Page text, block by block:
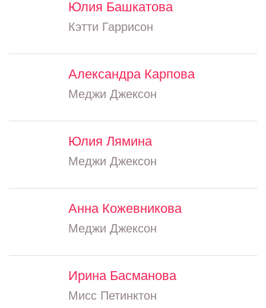
Юлия Башкатова
Кэтти Гаррисон
Александра Карпова
Меджи Джексон
Юлия Лямина
Меджи Джексон
Анна Кожевникова
Меджи Джексон
Ирина Басманова
Мисс Петинктон